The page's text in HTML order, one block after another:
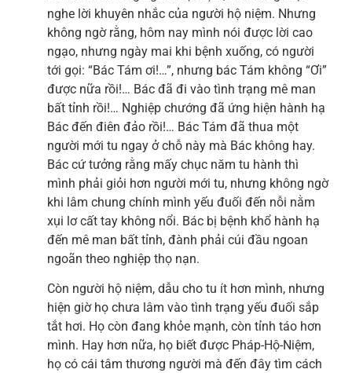
nghe lời khuyên nhắc của người hộ niệm. Nhưng
không ngờ rằng, hôm nay mình nói được lời cao
ngạo, nhưng ngày mai khi bệnh xuống, có người
tới gọi: “Bác Tám ơi!…”, nhưng bác Tám không “Ơi”
được nữa rồi!… Bác đã đi vào tình trạng mê man
bất tỉnh rồi!… Nghiệp chướng đã ứng hiện hành hạ
Bác đến điên đảo rồi!… Bác Tám đã thua một
người mới tu ngay ở chỗ này mà Bác không hay.
Bác cứ tưởng rằng mấy chục năm tu hành thì
mình phải giỏi hơn người mới tu, nhưng không ngờ
khi lâm chung chính mình yếu đuối đến nỗi nằm
xụi lơ cất tay không nổi. Bác bị bệnh khổ hành hạ
đến mê man bất tỉnh, đành phải cúi đầu ngoan
ngoãn theo nghiệp thọ nạn.
Còn người hộ niệm, dẫu cho tu ít hơn mình, nhưng
hiện giờ họ chưa lâm vào tình trạng yếu đuối sắp
tắt hơi. Họ còn đang khỏe mạnh, còn tỉnh táo hơn
mình. Hay hơn nữa, họ biết được Pháp-Hộ-Niệm,
họ có cái tâm thương người mà đến đây tìm cách